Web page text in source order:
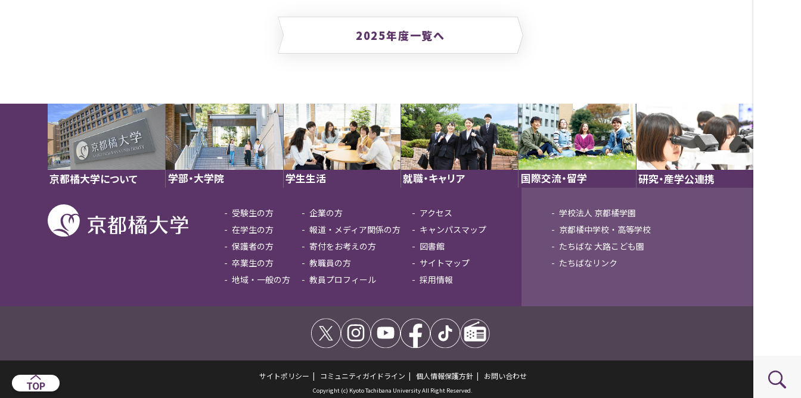
TOP
2025年度一覧へ
京都橘大学について 学部・大学院 学生生活 就職・キャリア 国際交流・留学 研究・産学公連携
受験生の方
在学生の方
保護者の方
卒業生の方
地域・一般の方
企業の方
報道・メディア関係の方
寄付をお考えの方
教職員の方
教員プロフィール
アクセス
キャンパスマップ
図書館
サイトマップ
採用情報
学校法人 京都橘学園
京都橘中学校・高等学校
たちばな 大路こども園
たちばなリンク
サイトポリシー コミュニティガイドライン 個人情報保護方針 お問い合わせ
Copyright (c) Kyoto Tachibana University All Right Reserved.